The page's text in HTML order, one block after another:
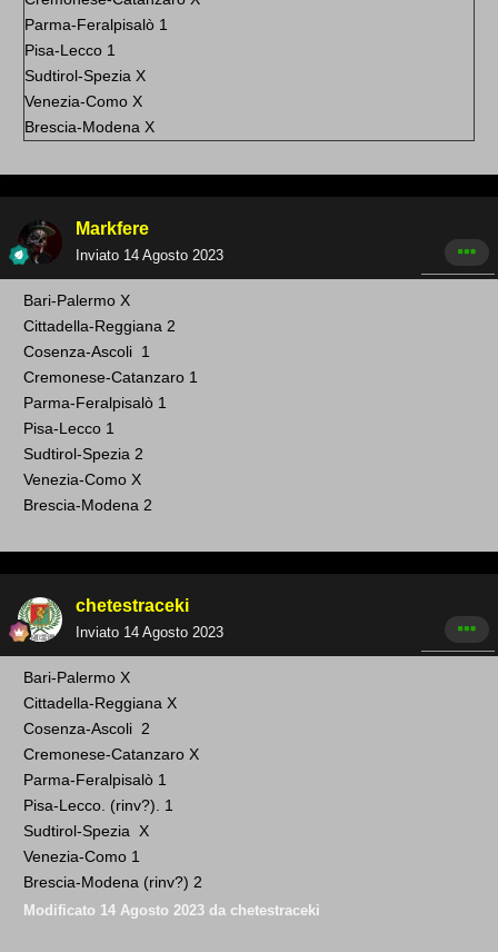
Parma-Feralpisalò 1
Pisa-Lecco 1
Sudtirol-Spezia X
Venezia-Como X
Brescia-Modena X
Markfere
Inviato 14 Agosto 2023
Bari -Palermo X
Cittadella-Reggiana 2
Cosenza -Ascoli 1
Cremonese-Catanzaro 1
Parma-Feralpisalò 1
Pisa-Lecco 1
Sudtirol-Spezia 2
Venezia-Como X
Brescia-Modena 2
chetestraceki
Inviato 14 Agosto 2023
Bari-Palermo X
Cittadella-Reggiana X
Cosenza-Ascoli 2
Cremonese-Catanzaro X
Parma-Feralpisalò 1
Pisa-Lecco. (rinv?). 1
Sudtirol-Spezia X
Venezia-Como 1
Brescia-Modena (rinv?) 2
Modificato 14 Agosto 2023 da chetestraceki